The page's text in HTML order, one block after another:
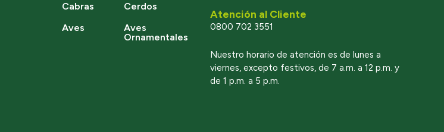
Cabras
Cerdos
Aves
Aves
Ornamentales
Atención al Cliente
0800 702 3551
Nuestro horario de atención es de lunes a
viernes, excepto festivos, de 7 a.m. a 12 p.m. y
de 1 p.m. a 5 p.m.